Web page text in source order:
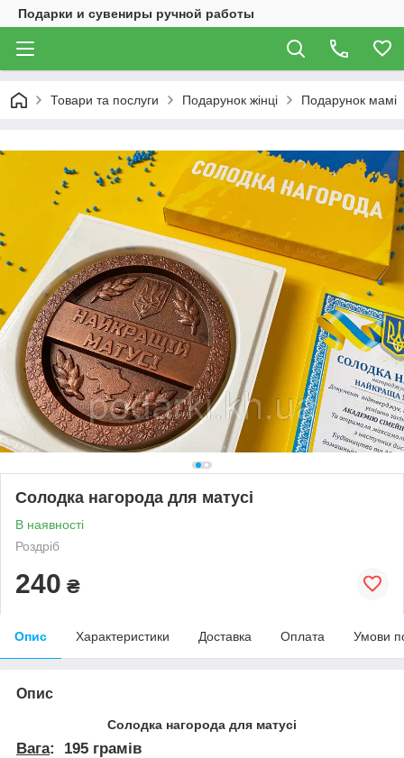
Подарки и сувениры ручной работы
Товари та послуги Подарунок жінці Подарунок мамі
Солодка нагорода для матусі
В наявності
Роздріб
240 ₴
Опис Характеристики Доставка Оплата Умови
Опис
Солодка нагорода для матусі
Вага: 195 грамів